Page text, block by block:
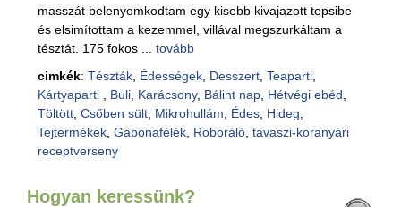
masszát belenyomkodtam egy kisebb kivajazott tepsibe
és elsimítottam a kezemmel, villával megszurkáltam a
tésztát. 175 fokos ... tovább
cimkék: Tészták, Édességek, Desszert, Teaparti,
Kártyaparti
Buli, Karácsony, Bálint nap, Hétvégi ebéd
Töltött, Csőben sült, Mikrohullám Édes, Hideg
Tejtermékek, Gabonafélék, Roboráló, tavaszi-koranyári
receptverseny
Hogyan keressünk?